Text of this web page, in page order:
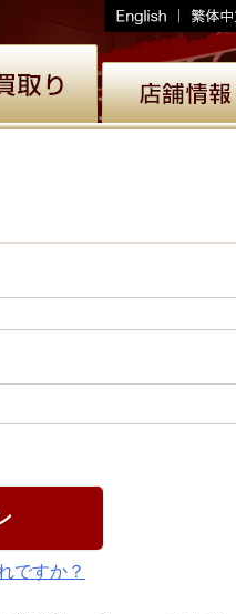
ですか？